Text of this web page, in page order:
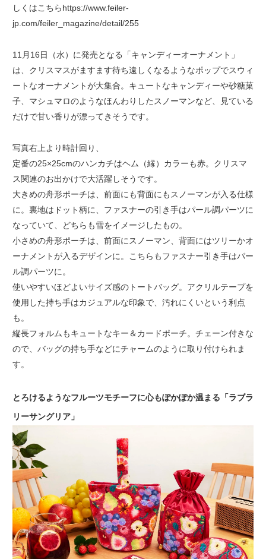
しくはこちらhttps://www.feiler-
jp.com/feiler_magazine/detail/255
11月16日（水）に発売となる「キャンディーオーナメント」
は、クリスマスがますます待ち遠しくなるようなポップでスウィ
ートなオーナメントが大集合。キュートなキャンディーや砂糖菓
子、マシュマロのようなほんわりしたスノーマンなど、見ている
だけで甘い香りが漂ってきそうです。
写真右上より時計回り、
定番の25×25cmのハンカチはヘム（縁）カラーも赤。クリスマ
ス関連のお出かけで大活躍しそうです。
大きめの舟形ポーチは、前面にも背面にもスノーマンが入る仕様
に。裏地はドット柄に、ファスナーの引き手はパール調パーツに
なっていて、どちらも雪をイメージしたもの。
小さめの舟形ポーチは、前面にスノーマン、背面にはツリーかオ
ーナメントが入るデザインに。こちらもファスナー引き手はパー
ル調パーツに。
使いやすいほどよいサイズ感のトートバッグ。アクリルテープを
使用した持ち手はカジュアルな印象で、汚れにくいという利点
も。
縦長フォルムもキュートなキー＆カードポーチ。チェーン付きな
ので、バッグの持ち手などにチャームのように取り付けられま
す。
とろけるようなフルーツモチーフに心もぽかぽか温まる「ラブラ
リーサングリア」